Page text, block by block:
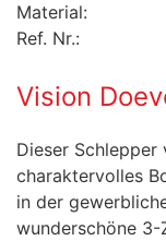
Material:
Ref. Nr.:
Vision
Dieser Schlepper
charaktervolles
in der
wunderschöne